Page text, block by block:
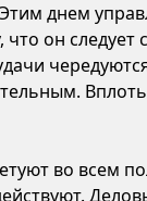
днем
он
во всем